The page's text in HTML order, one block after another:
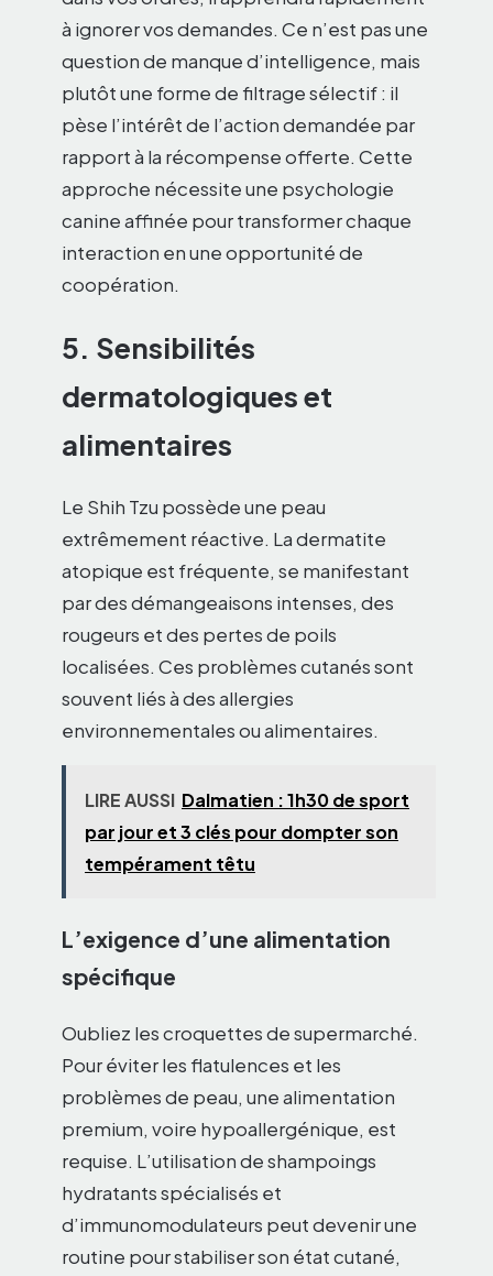
à ignorer vos demandes. Ce n’est pas une
question de manque d’intelligence, mais
plutôt une forme de filtrage sélectif : il
pèse l’intérêt de l’action demandée par
rapport à la récompense offerte. Cette
approche nécessite une psychologie
canine affinée pour transformer chaque
interaction en une opportunité de
coopération.
5. Sensibilités
dermatologiques et
alimentaires
Le Shih Tzu possède une peau
extrêmement réactive. La dermatite
atopique est fréquente, se manifestant
par des démangeaisons intenses, des
rougeurs et des pertes de poils
localisées. Ces problèmes cutanés sont
souvent liés à des allergies
environnementales ou alimentaires.
LIRE AUSSI Dalmatien : 1h30 de sport
par jour et 3 clés pour dompter son
tempérament têtu
L’exigence d’une alimentation
spécifique
Oubliez les croquettes de supermarché.
Pour éviter les flatulences et les
problèmes de peau, une alimentation
premium, voire hypoallergénique, est
requise. L’utilisation de shampoings
hydratants spécialisés et
d’immunomodulateurs peut devenir une
routine pour stabiliser son état cutané,